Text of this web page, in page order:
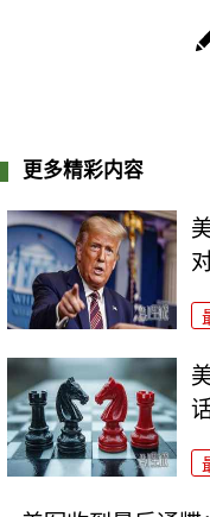
更多精彩内容